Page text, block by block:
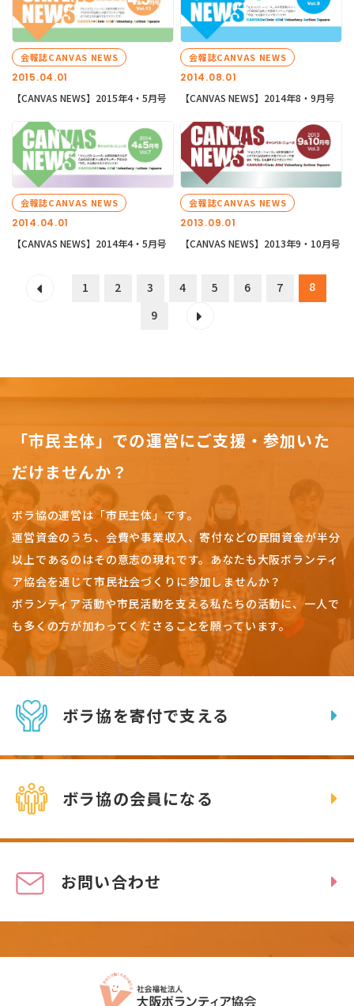
2015.04.01
会報誌CANVAS NEWS
【CANVAS NEWS】2015年4・5月号
2014.08.01
会報誌CANVAS NEWS
【CANVAS NEWS】2014年8・9月号
2014.04.01
会報誌CANVAS NEWS
【CANVAS NEWS】2014年4・5月号
2013.09.01
会報誌CANVAS NEWS
【CANVAS NEWS】2013年9・10月号
1 2 3 4 5 6 7
8
9
「市民主体」での運営にご支援・参加いた
だけませんか？
ボラ協の運営は「市民主体」です。
運営資金のうち、会費や事業収入、寄付などの民間資金が半分
以上であるのはその意志の現れです。 あなたも大阪ボランティ
ア協会を通じて市民社会づくりに参加しませんか？
ボランティア活動や市民活動を支える私たちの活動に、一人で
も多くの方が加わってくださることを願っています。
ボラ協を寄付で支える
ボラ協の会員になる
お問い合わせ